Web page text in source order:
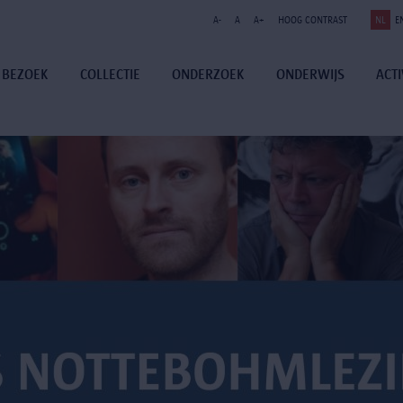
A- A A+ HOOG CONTRAST NL
BEZOEK COLLECTIE ONDERZOEK ONDERWIJS